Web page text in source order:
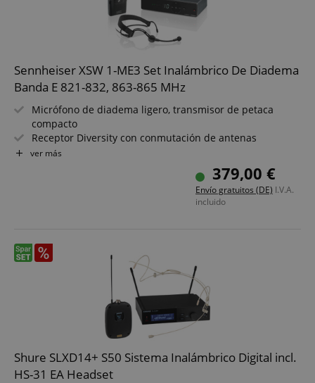
Sennheiser XSW 1-ME3 Set Inalámbrico De Diadema
Banda E 821-832, 863-865 MHz
Micrófono de diadema ligero, transmisor de petaca
compacto
Receptor Diversity con conmutación de antenas
Antenas integradas
Configuración sencilla gracias a la gestión automática de
Sintonización automática de frecuencia vía canal remoto
Frecuencias UHF ajustables dentro de un amplio rango
ver más
379,00 €
Envío gratuitos (DE) I.V.A.
incluido
Shure SLXD14+ S50 Sistema Inalámbrico Digital incl.
HS-31 EA Headset